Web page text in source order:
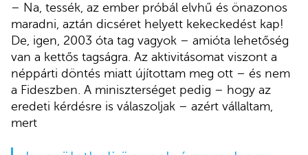
– Na, tessék, az ember próbál elvhű és önazonos
maradni, aztán dicséret helyett kekeckedést kap!
De, igen, 2003 óta tag vagyok – amióta lehetőség
van a kettős tagságra. Az aktivitásomat viszont a
néppárti döntés miatt újítottam meg ott – és nem
a Fideszben. A miniszterséget pedig – hogy az
eredeti kérdésre is válaszoljak – azért vállaltam,
mert